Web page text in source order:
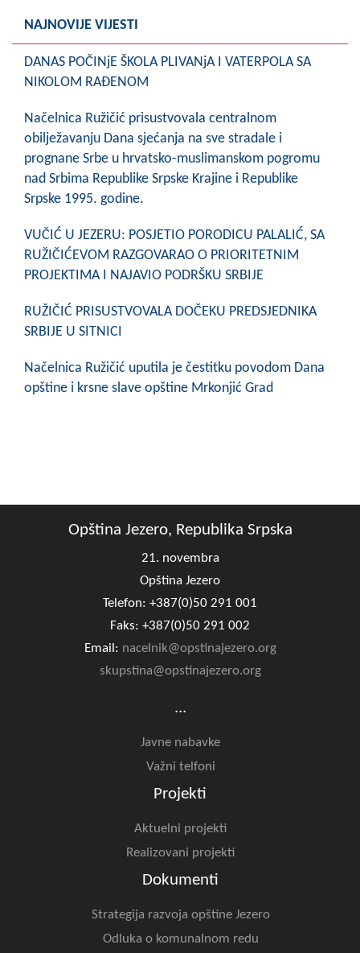
NAJNOVIJE VIJESTI
DANAS POČINjE ŠKOLA PLIVANjA I VATERPOLA SA
NIKOLOM RAĐENOM
Načelnica Ružičić prisustvovala centralnom
obilježavanju Dana sjećanja na sve stradale i
prognane Srbe u hrvatsko-muslimanskom pogromu
nad Srbima Republike Srpske Krajine i Republike
Srpske 1995. godine.
VUČIĆ U JEZERU: POSJETIO PORODICU PALALIĆ, SA
RUŽIČIĆEVOM RAZGOVARAO O PRIORITETNIM
PROJEKTIMA I NAJAVIO PODRŠKU SRBIJE
RUŽIČIĆ PRISUSTVOVALA DOČEKU PREDSJEDNIKA
SRBIJE U SITNICI
Načelnica Ružičić uputila je čestitku povodom Dana
opštine i krsne slave opštine Mrkonjić Grad
Opština Jezero, Republika Srpska
21. novembra
Opština Jezero
Telefon: +387(0)50 291 001
Faks: +387(0)50 291 002
Email: nacelnik@opstinajezero.org
skupstina@opstinajezero.org
...
Javne nabavke
Važni telfoni
Projekti
Aktuelni projekti
Realizovani projekti
Dokumenti
Strategija razvoja opštine Jezero
Odluka o komunalnom redu